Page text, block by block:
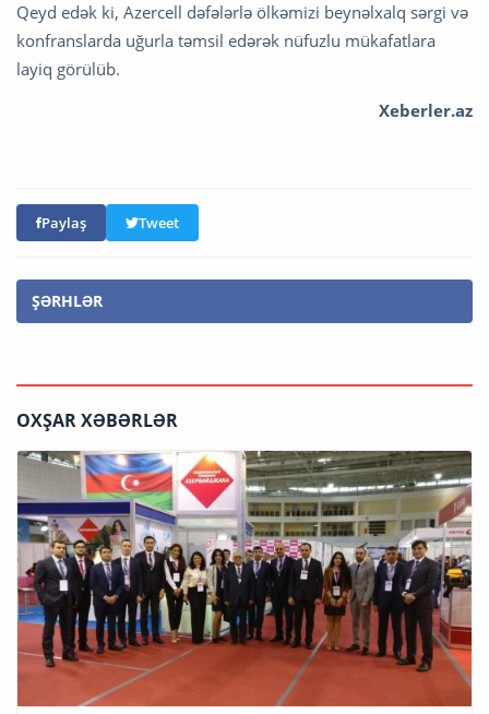
Qeyd edək ki, Azercell dəfələrlə ölkəmizi beynəlxalq sərgi və
konfranslarda uğurla təmsil edərək nüfuzlu mükafatlara
layiq görülüb.
Xeberler.az
Paylaş Tweet
ŞƏRHLƏR
OXŞAR XƏBƏRLƏR